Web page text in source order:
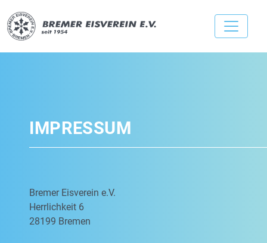
IMPRESSUM
Bremer Eisverein e.V.
Herrlichkeit 6
28199 Bremen